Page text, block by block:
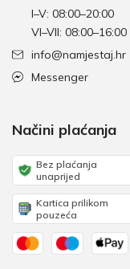
I–V: 08:00–20:00
VI–VII: 08:00–16:00
info@namjestaj.hr
Messenger
Načini plaćanja
Bez plaćanja
unaprijed
Kartica prilikom
pouzeća